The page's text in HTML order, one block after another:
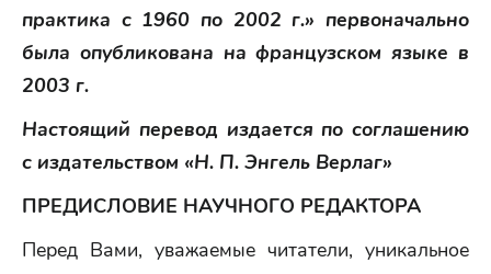
практика с 1960 по 2002 г.» первоначально
была опубликована на французском языке в
2003 г.
Настоящий перевод издается по соглашению
с издательством «Н. П. Энгель Верлаг»
ПРЕДИСЛОВИЕ НАУЧНОГО РЕДАКТОРА
Перед Вами, уважаемые читатели, уникальное